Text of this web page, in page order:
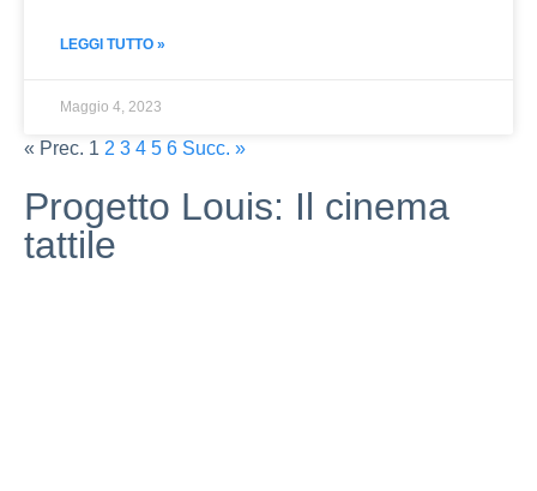
LEGGI TUTTO »
Maggio 4, 2023
« Prec. 1 2 3 4 5 6 Succ. »
Progetto Louis: Il cinema
tattile